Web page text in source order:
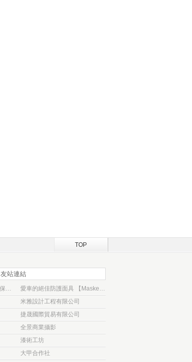
TOP
友站連結
【大衛汽車包膜】用犀牛皮保護貼 為愛車穿
愛車的絕佳防護面具 【Masked車體包
米雅設計工程有限公司
捷晟國際貿易有限公司
全景商業攝影
漆術工坊
大甲合作社